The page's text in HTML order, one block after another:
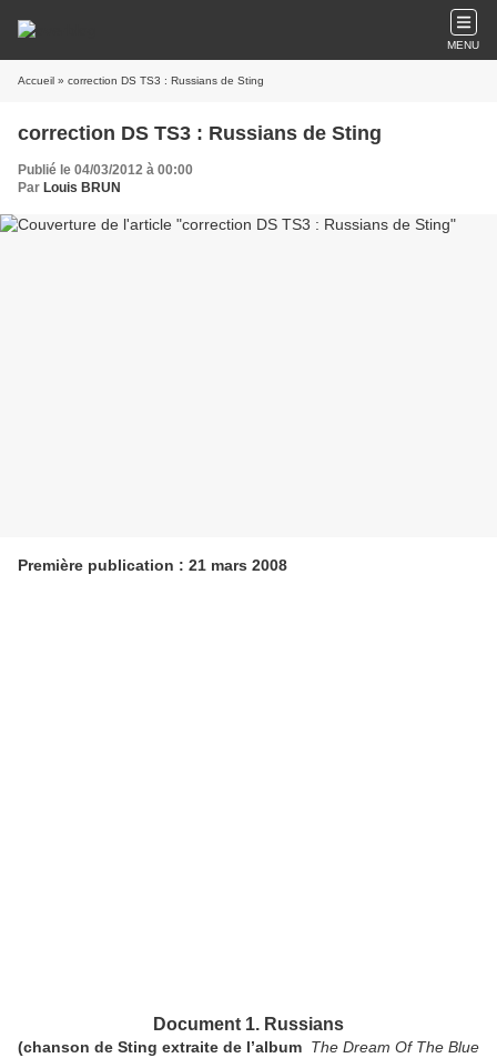
MENU
Accueil » correction DS TS3 : Russians de Sting
correction DS TS3 : Russians de Sting
Publié le 04/03/2012 à 00:00
Par Louis BRUN
Première publication : 21 mars 2008
Document 1. Russians
(chanson de Sting extraite de l’album The Dream Of The Blue